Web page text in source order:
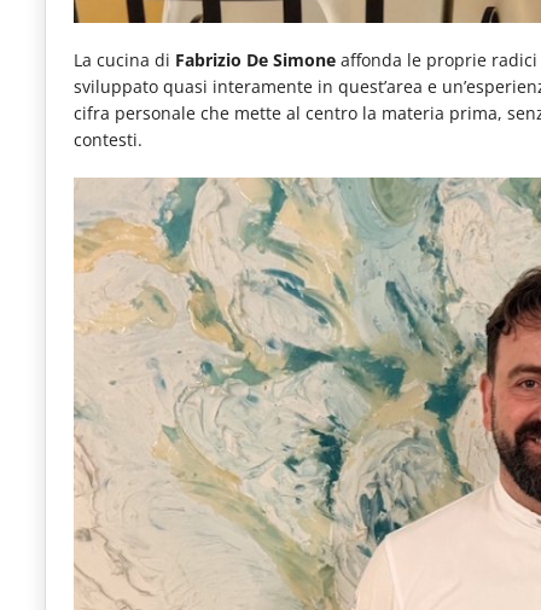
La cucina di Fabrizio De Simone affonda le proprie
sviluppato quasi interamente in quest’area e
cifra personale che mette al centro la materia prima,
contesti.